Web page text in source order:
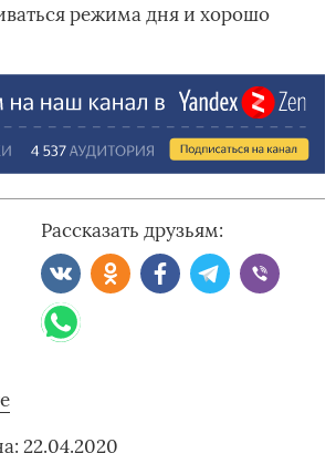
режима дня и хорошо
Рассказать друзьям:
22.04.2020